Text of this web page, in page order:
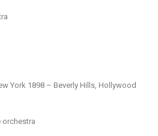
York 1898 – Beverly Hills, Hollywood
orchestra